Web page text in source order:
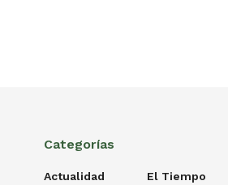
Categorías
Actualidad El Tiempo